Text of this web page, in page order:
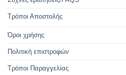
Τρόποι Αποστολής
Όροι χρήσης
Πολιτική επιστροφών
Τρόποι Παραγγελίας